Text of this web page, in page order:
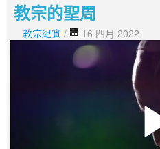
教宗的聖周
教宗紀實 / 16 四月 2022